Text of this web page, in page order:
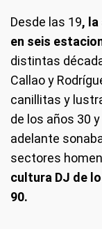
Desde las 19,
en seis
distintas
Callao y
canillitas y
de los años 30
adelante
sectores
cultura DJ de
90.